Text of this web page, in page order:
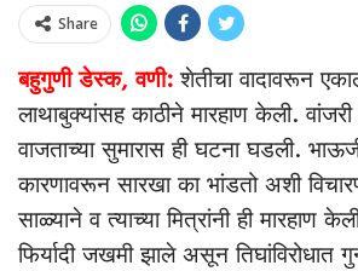
Share
बहुगुणी डेस्क, वणी: शेतीचा वादावरून
लाथाबुक्यांसह काठीने मारहाण केली.
वाजताच्या सुमारास ही घटना घडली.
कारणावरून सारखा का भांडतो अशी
साळ्याने व त्याच्या मित्रांनी ही मारहाण
फिर्यादी जखमी झाले असून तिघांविरोधात